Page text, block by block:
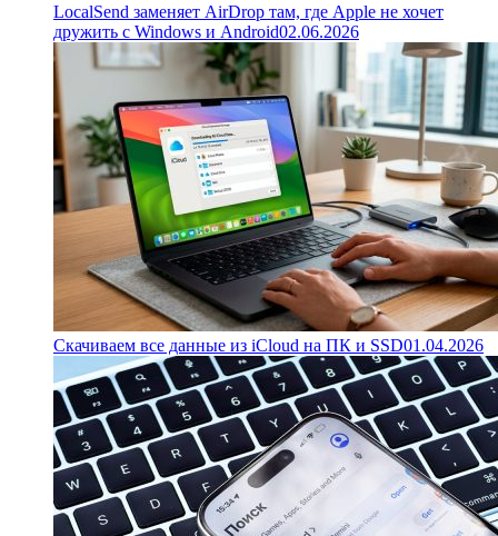
LocalSend заменяет AirDrop там, где Apple не хочет
дружить с Windows и Android02.06.2026
Скачиваем все данные из iCloud на ПК и SSD01.04.2026